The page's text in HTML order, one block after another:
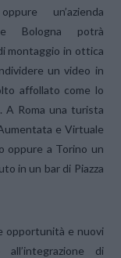
un’azienda
Bologna potrà
montaggio in ottica
un video in
affollato come lo
A Roma una turista
e Virtuale
oppure a Torino un
in un bar di Piazza
opportunità e nuovi
di